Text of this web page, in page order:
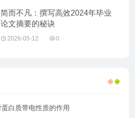
简而不凡：撰写高效2024年毕业
论文摘要的秘诀
2026-05-12 0